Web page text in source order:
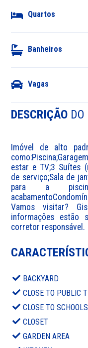
Quartos
Banheiros
Vagas
DESCRIÇÃO
Imóvel de alto
estar e TV;3 Suítes
de serviço;Sala de
para a
Vamos visitar?
informações estão
corretor responsável.
BACKYARD
CLOSE TO PUBLIC
CLOSE TO SCHOOLS
CLOSET
GARDEN AREA